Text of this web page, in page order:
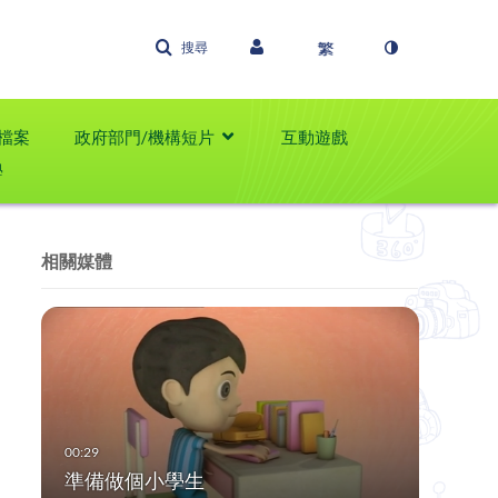
搜尋
案 政府部門/機構短片
互動遊戲
相關媒體
準備做個小學生